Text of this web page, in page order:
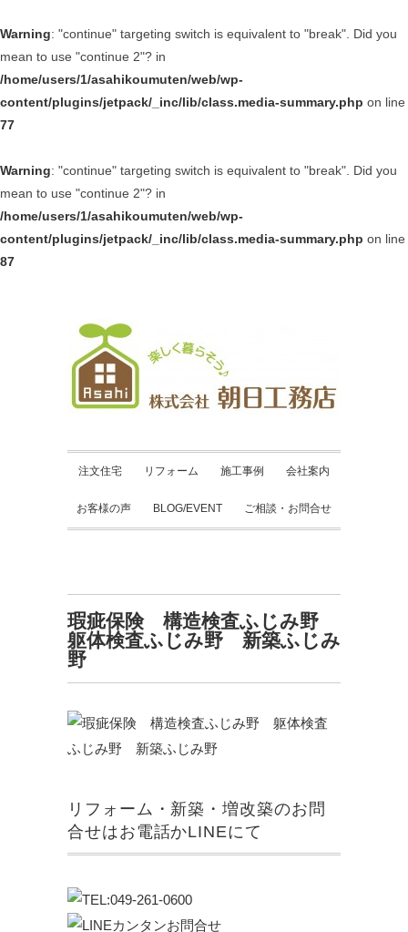
Warning: "continue" targeting switch is equivalent to "break". Did you
mean to use "continue 2"? in
/home/users/1/asahikoumuten/web/wp-
content/plugins/jetpack/_inc/lib/class.media-summary.php on line
77
Warning: "continue" targeting switch is equivalent to "break". Did you
mean to use "continue 2"? in
/home/users/1/asahikoumuten/web/wp-
content/plugins/jetpack/_inc/lib/class.media-summary.php on line
87
注文住宅 リフォーム 施工事例 会社案内
お客様の声 BLOG/EVENT ご相談・お問合せ
瑕疵保険 構造検査ふじみ野
躯体検査ふじみ野 新築ふじみ
野
リフォーム・新築・増改築のお問
合せはお電話かLINEにて